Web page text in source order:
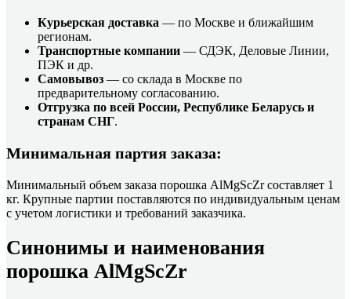
Курьерская доставка — по Москве и ближайшим
регионам.
Транспортные компании — СДЭК, Деловые Линии,
ПЭК и др.
Самовывоз — со склада в Москве по
предварительному согласованию.
Отгрузка по всей России, Республике Беларусь и
странам СНГ.
Минимальная партия заказа:
Минимальный объем заказа порошка AlMgScZr составляет 1
кг. Крупные партии поставляются по индивидуальным ценам
с учетом логистики и требований заказчика.
Синонимы и наименования
порошка AlMgScZr